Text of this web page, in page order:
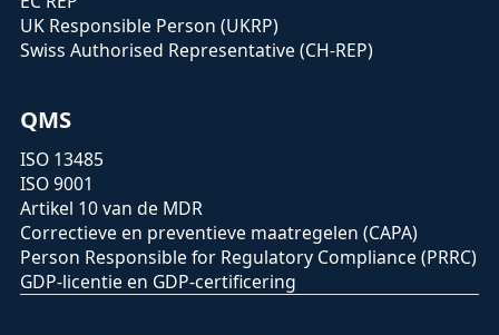
UK Responsible Person (UKRP)
Swiss Authorised Representative (CH-REP)
QMS
ISO 13485
ISO 9001
Artikel 10 van de MDR
Correctieve en preventieve maatregelen (CAPA)
Person Responsible for Regulatory Compliance (PRRC)
GDP-licentie en GDP-certificering